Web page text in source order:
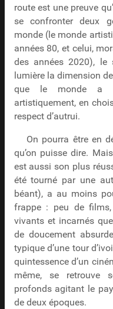
route est une preuve
se confronter deux
monde (le monde
années 80, et celui,
des années 2020),
lumière la dimension
que le monde a
artistiquement, en
respect d’autrui.
On pourra être en
qu’on puisse dire.
est aussi son plus
été tourné par une
béant), a au moins
frappe : peu de
vivants et incarnés
de doucement
typique d’une tour
quintessence d’un
même, se retrouve
profonds agitant le
de deux époques.